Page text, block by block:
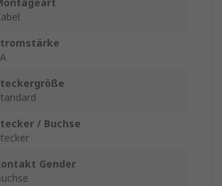
/ Buchse
Gender